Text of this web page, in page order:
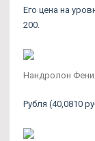
Его цена на
200.
Нандролон
Рубля (40,0810